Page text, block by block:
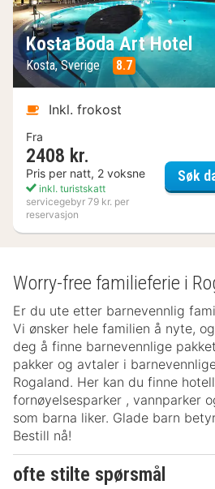
Kosta Boda Art Hotel
Kosta, Sverige 8.7
Inkl. frokost
Fra
2408 kr.
Pris per natt, 2 voksne
inkl. turistskatt
servicegebyr 79 kr. per
reservasjon
Søk
Worry-free familieferie i
Er du ute etter barnevennlig
Vi ønsker hele familien å nyte,
deg å finne barnevennlige
pakker og avtaler i
Rogaland. Her kan du finne
fornøyelsesparker , vannparker
som barna liker. Glade barn
Bestill nå!
ofte stilte spørsmål